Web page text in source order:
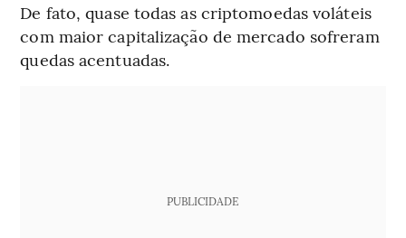
De fato, quase todas as criptomoedas voláteis
com maior capitalização de mercado sofreram
quedas acentuadas.
PUBLICIDADE